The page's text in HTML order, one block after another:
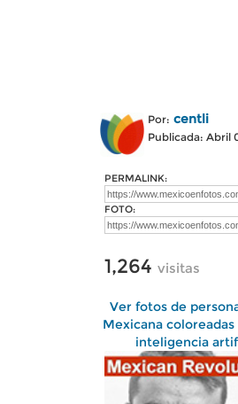
Por: centli
Publicada: Abril
PERMALINK:
FOTO:
1,264 visitas
Ver fotos de
Mexicana
inteligencia